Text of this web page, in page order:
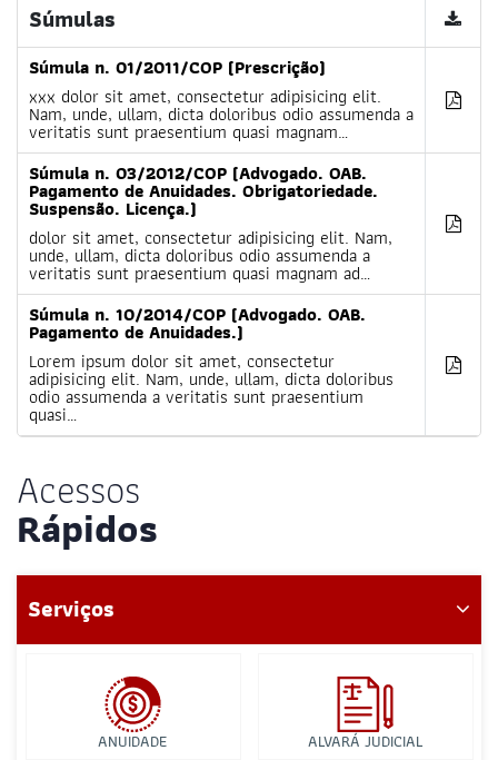
Súmulas
Súmula n. 01/2011/COP (Prescrição)
xxx dolor sit amet, consectetur adipisicing elit.
Nam, unde, ullam, dicta doloribus odio assumenda a
veritatis sunt praesentium quasi magnam…
Súmula n. 03/2012/COP (Advogado. OAB.
Pagamento de Anuidades. Obrigatoriedade.
Suspensão. Licença.)
dolor sit amet, consectetur adipisicing elit. Nam,
unde, ullam, dicta doloribus odio assumenda a
veritatis sunt praesentium quasi magnam ad…
Súmula n. 10/2014/COP (Advogado. OAB.
Pagamento de Anuidades.)
Lorem ipsum dolor sit amet, consectetur
adipisicing elit. Nam, unde, ullam, dicta doloribus
odio assumenda a veritatis sunt praesentium
quasi…
Acessos
Rápidos
Serviços
ANUIDADE ALVARÁ JUDICIAL